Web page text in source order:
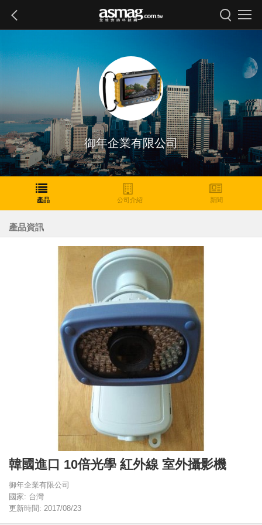
御年企業有限公司
產品 公司介紹 新聞
產品資訊
韓國進口 10倍光學 紅外線 室外攝影機
御年企業有限公司
國家: 台灣
更新時間: 2017/08/23